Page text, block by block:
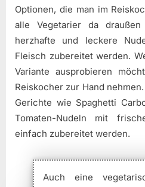
Optionen, die man im
alle Vegetarier da
herzhafte und leckere
Fleisch zubereitet werden.
Variante ausprobieren
Reiskocher zur Hand
Gerichte wie Spaghetti
Tomaten-Nudeln mit
einfach zubereitet werden.
Auch eine